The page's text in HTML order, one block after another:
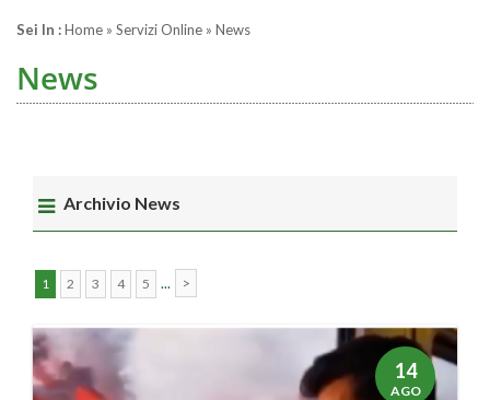
Sei In :Home » Servizi Online » News
News
Archivio News
1 2 3 4 5 ... >
14
AGO